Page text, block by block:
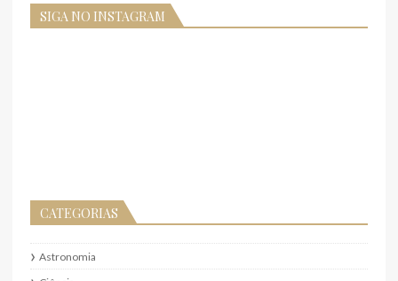
SIGA NO INSTAGRAM
CATEGORIAS
Astronomia